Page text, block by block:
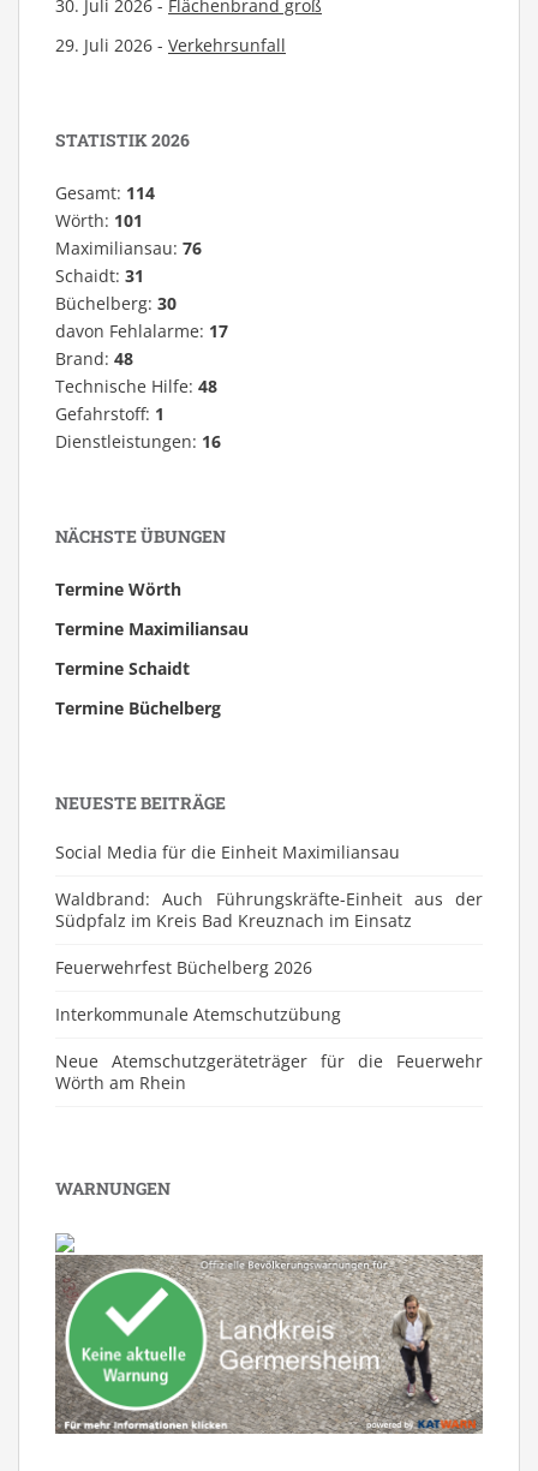
30. Juli 2026 - Flächenbrand groß
29. Juli 2026 - Verkehrsunfall
STATISTIK 2026
Gesamt: 114
Wörth: 101
Maximiliansau: 76
Schaidt: 31
Büchelberg: 30
davon Fehlalarme: 17
Brand: 48
Technische Hilfe: 48
Gefahrstoff: 1
Dienstleistungen: 16
NÄCHSTE ÜBUNGEN
Termine Wörth
Termine Maximiliansau
Termine Schaidt
Termine Büchelberg
NEUESTE BEITRÄGE
Social Media für die Einheit Maximiliansau
Waldbrand: Auch Führungskräfte-Einheit aus der
Südpfalz im Kreis Bad Kreuznach im Einsatz
Feuerwehrfest Büchelberg 2026
⁠Interkommunale Atemschutzübung
Neue Atemschutzgeräteträger für die Feuerwehr
Wörth am Rhein
WARNUNGEN